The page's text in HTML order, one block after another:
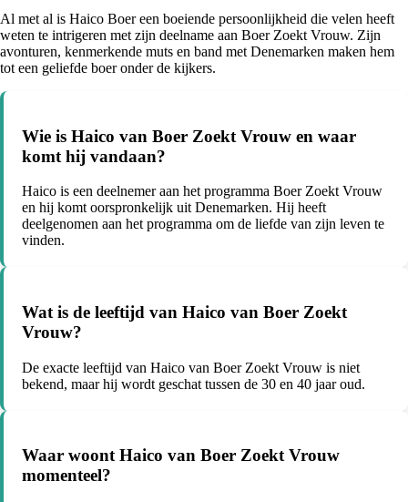
Al met al is Haico Boer een boeiende persoonlijkheid die velen heeft
weten te intrigeren met zijn deelname aan Boer Zoekt Vrouw. Zijn
avonturen, kenmerkende muts en band met Denemarken maken hem
tot een geliefde boer onder de kijkers.
Wie is Haico van Boer Zoekt Vrouw en waar
komt hij vandaan?
Haico is een deelnemer aan het programma Boer Zoekt Vrouw
en hij komt oorspronkelijk uit Denemarken. Hij heeft
deelgenomen aan het programma om de liefde van zijn leven te
vinden.
Wat is de leeftijd van Haico van Boer Zoekt
Vrouw?
De exacte leeftijd van Haico van Boer Zoekt Vrouw is niet
bekend, maar hij wordt geschat tussen de 30 en 40 jaar oud.
Waar woont Haico van Boer Zoekt Vrouw
momenteel?